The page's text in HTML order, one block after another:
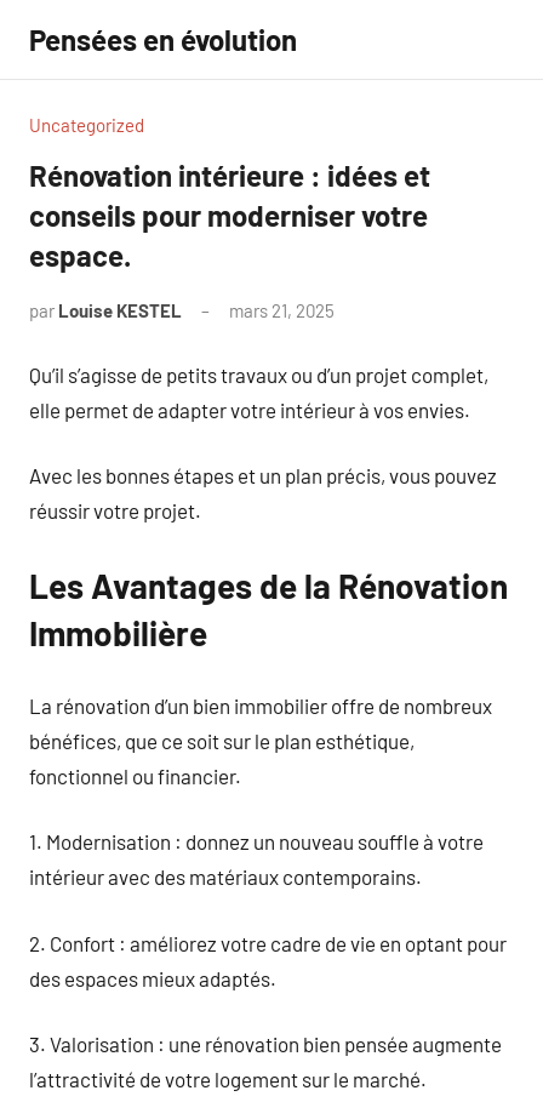
contenu
Pensées en évolution
Uncategorized
Rénovation intérieure : idées et
conseils pour moderniser votre
espace.
par Louise KESTEL mars 21, 2025
Qu’il s’agisse de petits travaux ou d’un projet complet,
elle permet de adapter votre intérieur à vos envies.
Avec les bonnes étapes et un plan précis, vous pouvez
réussir votre projet.
Les Avantages de la Rénovation
Immobilière
La rénovation d’un bien immobilier offre de nombreux
bénéfices, que ce soit sur le plan esthétique,
fonctionnel ou financier.
1. Modernisation : donnez un nouveau souffle à votre
intérieur avec des matériaux contemporains.
2. Confort : améliorez votre cadre de vie en optant pour
des espaces mieux adaptés.
3. Valorisation : une rénovation bien pensée augmente
l’attractivité de votre logement sur le marché.